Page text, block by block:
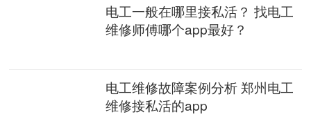
电工一般在哪里接私活？ 找电工
维修师傅哪个app最好？
电工维修故障案例分析 郑州电工
维修接私活的app